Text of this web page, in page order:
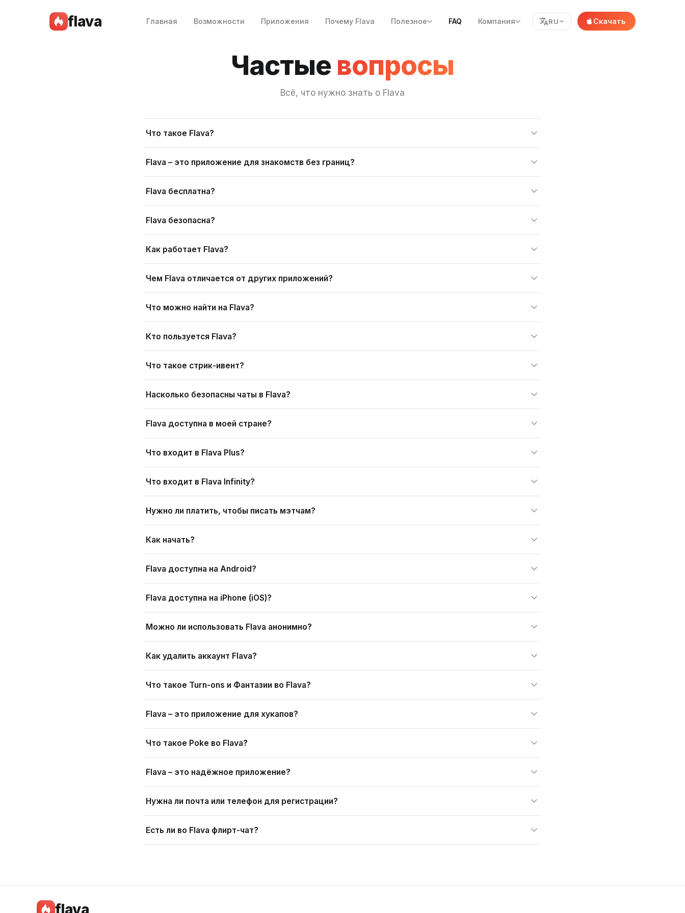
flava Главная Возможности Приложения Почему Flava Полезное FAQ Компания RU Скачать
Частые вопросы
Всё, что нужно знать о Flava
Что такое Flava?
Flava – это приложение для знакомств без границ?
Flava бесплатна?
Flava безопасна?
Как работает Flava?
Чем Flava отличается от других приложений?
Что можно найти на Flava?
Кто пользуется Flava?
Что такое стрик-ивент?
Насколько безопасны чаты в Flava?
Flava доступна в моей стране?
Что входит в Flava Plus?
Что входит в Flava Infinity?
Нужно ли платить, чтобы писать мэтчам?
Как начать?
Flava доступна на Android?
Flava доступна на iPhone (iOS)?
Можно ли использовать Flava анонимно?
Как удалить аккаунт Flava?
Что такое Turn-ons и Фантазии во Flava?
Flava – это приложение для хукапов?
Что такое Poke во Flava?
Flava – это надёжное приложение?
Нужна ли почта или телефон для регистрации?
Есть ли во Flava флирт-чат?
flava